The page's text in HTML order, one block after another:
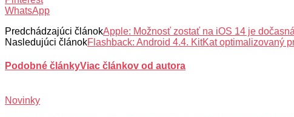
WhatsApp
Predchádzajúci článokApple: Možnosť zostať na iOS 14 je dočasná
Nasledujúci článokFlashback: Android 4.4. KitKat optimalizovaný
Podobné článkyViac článkov od autora
Novinky